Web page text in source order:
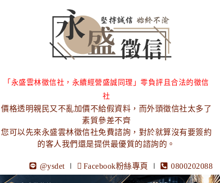
「永盛雲林徵信社，永續經營盛誠同理」零負評且合法的徵信
社
價格透明親民又不亂加價不給假資料，而外頭徵信社太多了
素質參差不齊
您可以先來永盛雲林徵信社免費諮詢，對於就算沒有要簽約
的客人我們還是提供最優質的諮詢的。
@ysdet ∣ Facebook粉絲專頁 ∣ 0800202088